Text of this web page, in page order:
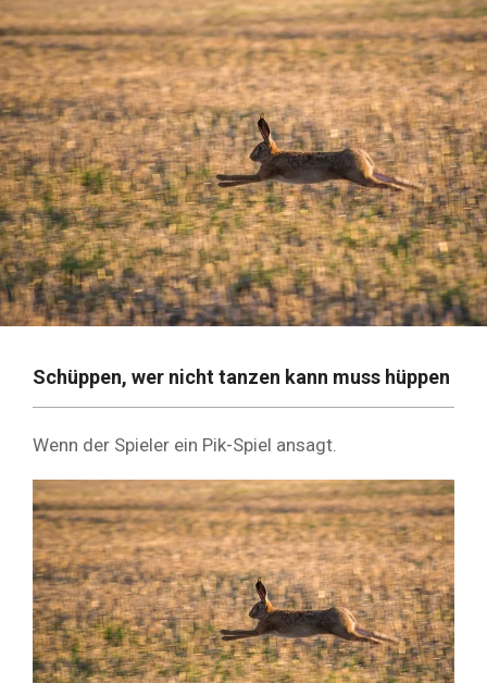
Schüppen, wer nicht tanzen kann muss hüppen
Wenn der Spieler ein Pik-Spiel ansagt.